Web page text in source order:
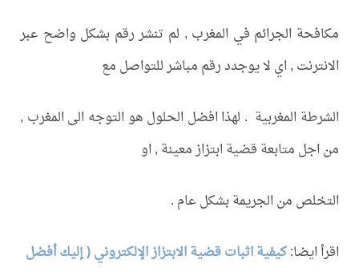
مكافحة الجرائم في المغرب , لم تنشر رقم بشكل واضح عبر
الانترنت , اي لا يوجدد رقم مباشر للتواصل مع
الشرطة المغربية . لهذا افضل الحلول هو التوجه الى المغرب ,
من اجل متابعة قضية ابتزاز معينة , او
التخلص من الجريمة بشكل عام .
اقرأ ايضا:كيفية اثبات قضية الابتزاز الإلكتروني ( إليك أفضل